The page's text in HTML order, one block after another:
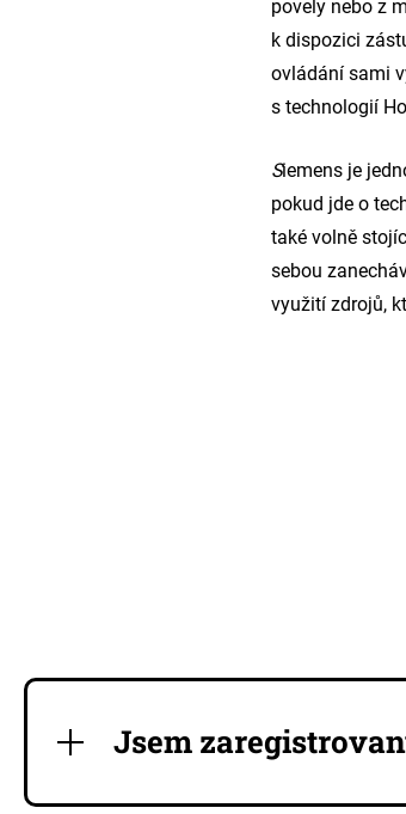
povely nebo z
k dispozici
ovládání sami
s technologií
Siemens je
pokud jde o
také volně
sebou
využití zdrojů,
Jsem